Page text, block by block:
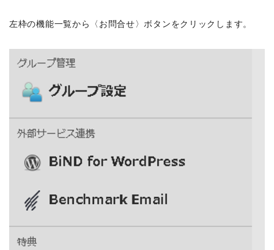
左枠の機能一覧から〈お問合せ〉ボタンをクリックします。